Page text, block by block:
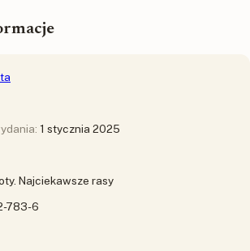
1 stycznia 2025
Najciekawsze rasy
783-6